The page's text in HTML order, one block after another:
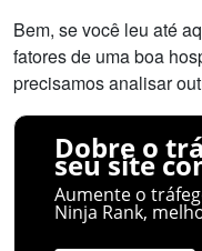
Bem, se você leu até
fatores de uma boa
precisamos analisar
Dobre o
seu site
Aumente o
Ninja Rank,